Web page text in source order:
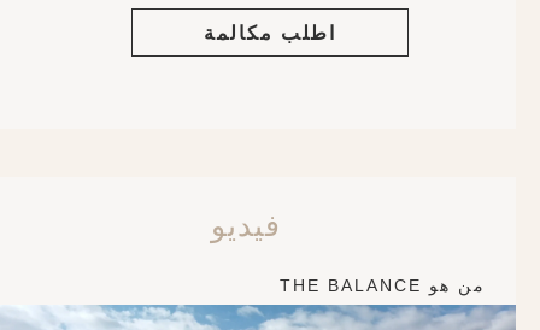
اطلب مكالمة
فيديو
من هو THE BALANCE